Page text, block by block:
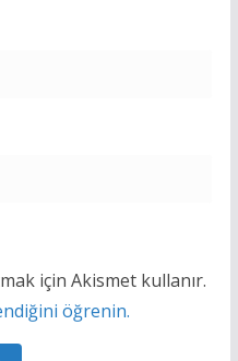
için Akismet kullanır.
öğrenin.